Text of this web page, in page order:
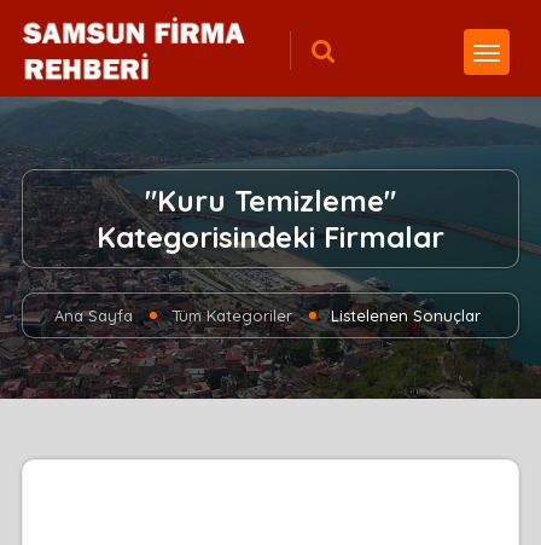
"Kuru Temizleme"
Kategorisindeki Firmalar
Ana Sayfa Tüm Kategoriler Listelenen Sonuçlar